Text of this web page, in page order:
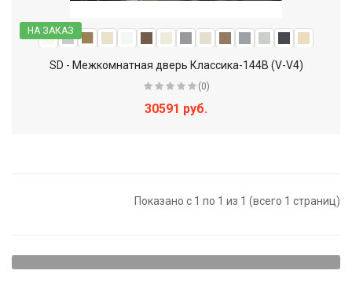
НА ЗАКАЗ
SD - Межкомнатная дверь Классика-144В (V-V4)
(0)
30591 руб.
Показано с 1 по 1 из 1 (всего 1 страниц)